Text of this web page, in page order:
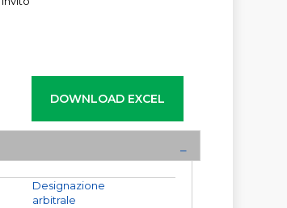
Designazione
arbitrale